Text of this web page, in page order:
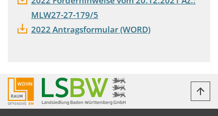
MLW27-27-179/5
2022 Antragsformular (WORD)